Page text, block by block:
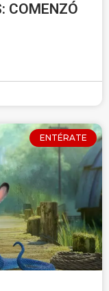
COMENZÓ
ENTÉRATE